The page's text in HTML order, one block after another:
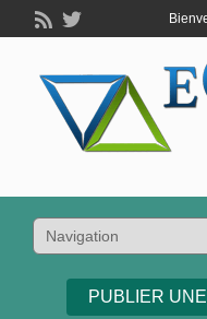
PUBLIER